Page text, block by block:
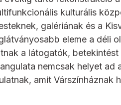
kulturális
galériának és a
eleme a déli
a látogatók,
nemcsak helyet
amit Várszínháznak